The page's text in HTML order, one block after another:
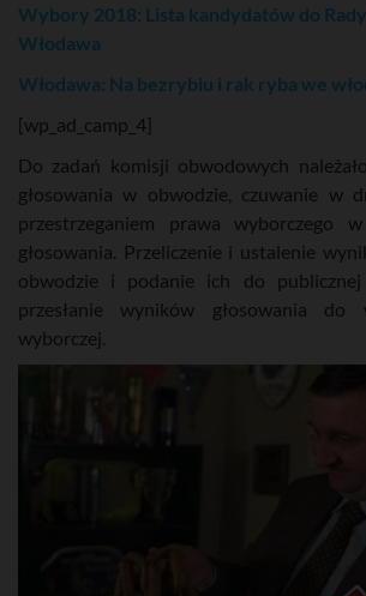
Wybory 2018: Lista kandydatów do
Włodawa
Włodawa: Na bezrybiu i rak ryba we
[wp_ad_camp_4]
Do zadań komisji obwodowych
głosowania w obwodzie, czuwanie w
przestrzeganiem prawa wyborczego
głosowania. Przeliczenie i ustalenie
obwodzie i podanie ich do publicznej
przesłanie wyników głosowania do
wyborczej.